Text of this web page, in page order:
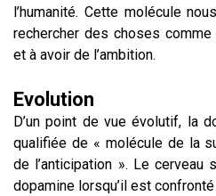
l’humanité. Cette molécule
rechercher des choses
et à avoir de l’ambition.
Evolution
D’un point de vue évolutif, la
qualifiée de « molécule de la
de l’anticipation ». Le cerveau
dopamine lorsqu’il est